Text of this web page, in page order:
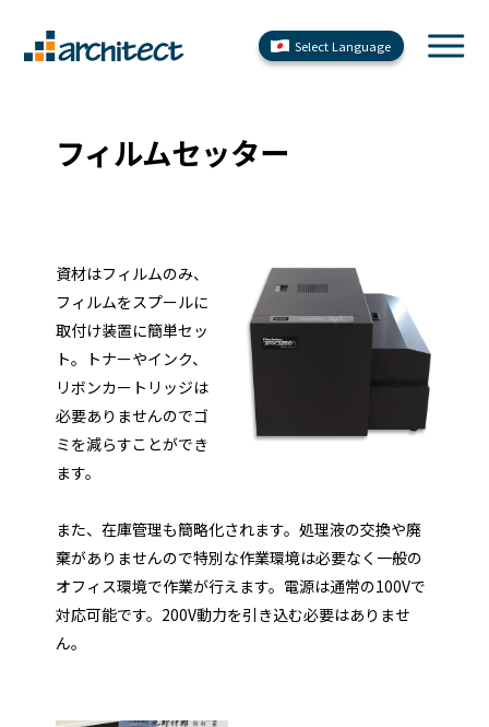
Select Language
フィルムセッター
資材はフィルムのみ、
フィルムをスプールに
取付け装置に簡単セッ
ト。トナーやインク、
リボンカートリッジは
必要ありませんのでゴ
ミを減らすことができ
ます。
また、在庫管理も簡略化されます。処理液の交換や廃
棄がありませんので特別な作業環境は必要なく一般の
オフィス環境で作業が行えます。電源は通常の100Vで
対応可能です。200V動力を引き込む必要はありませ
ん。